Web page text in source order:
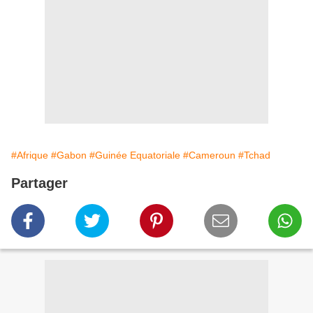
#Afrique #Gabon #Guinée Equatoriale #Cameroun #Tchad
Partager